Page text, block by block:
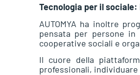
Tecnologia per il
AUTOMYA ha inoltre
pensata per persone
cooperative sociali e
Il cuore della
professionali,